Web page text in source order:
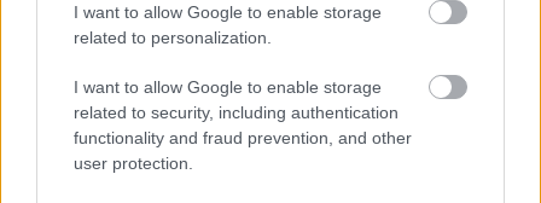
I want to allow Google to enable storage
related to personalization.
I want to allow Google to enable storage
related to security, including authentication
functionality and fraud prevention, and other
user protection.
Ακολουθήστε
τοjenny.gr